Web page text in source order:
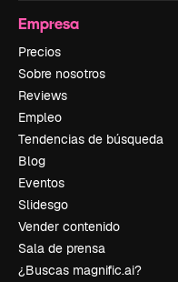
Empresa
Precios
Sobre nosotros
Reviews
Empleo
Tendencias de búsqueda
Blog
Eventos
Slidesgo
Vender contenido
Sala de prensa
¿Buscas magnific.ai?